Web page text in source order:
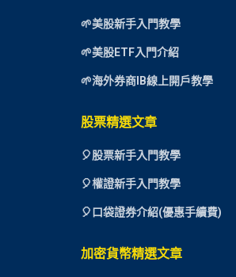
🌱美股新手入門教學
🌱美股ETF入門介紹
🌱海外券商IB線上開戶教學
股票精選文章
🎈股票新手入門教學
🎈權證新手入門教學
🎈口袋證券介紹(優惠手續費)
加密貨幣精選文章